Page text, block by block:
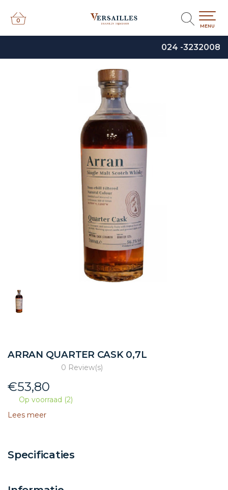
024 -3232008
0
0
MENU
ARRAN QUARTER CASK 0,7L
0 Review(s)
€53,80
Op voorraad (2)
Lees meer
Specificaties